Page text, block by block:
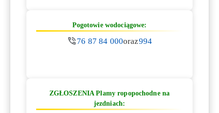
Pogotowie wodociągowe:
76 87 84 000oraz994
ZGŁOSZENIA Plamy ropopochodne na
jezdniach: